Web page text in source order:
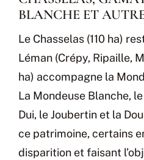
BLANCHE ET
Le Chasselas (110 ha)
Léman (Crépy, Ripaille,
ha) accompagne la
La Mondeuse Blanche,
Dui, le Joubertin et la
ce patrimoine, certains
disparition et faisant